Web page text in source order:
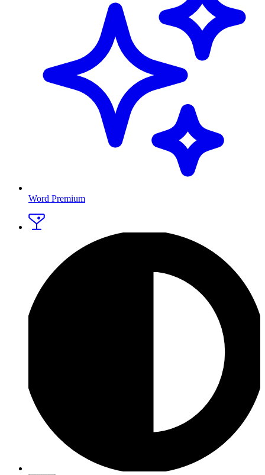
Word Premium